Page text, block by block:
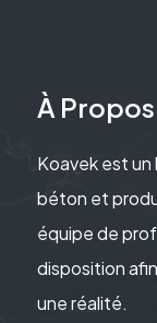
À Propos
Koavek est
béton et
équipe de
disposition
une réalité.